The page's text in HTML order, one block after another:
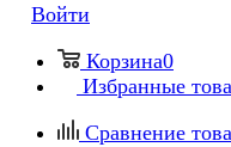
Войти
Корзина0
Избранные
Сравнение